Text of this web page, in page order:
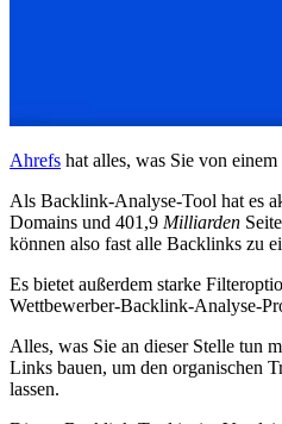
Ahrefs hat alles, was Sie von
Als Backlink-Analyse-Tool hat es
Domains und 401,9 Milliarden
können also fast alle Backlinks zu
Es bietet außerdem starke
Wettbewerber-Backlink-Analyse-
Alles, was Sie an dieser Stelle tun
Links bauen, um den organischen
lassen.